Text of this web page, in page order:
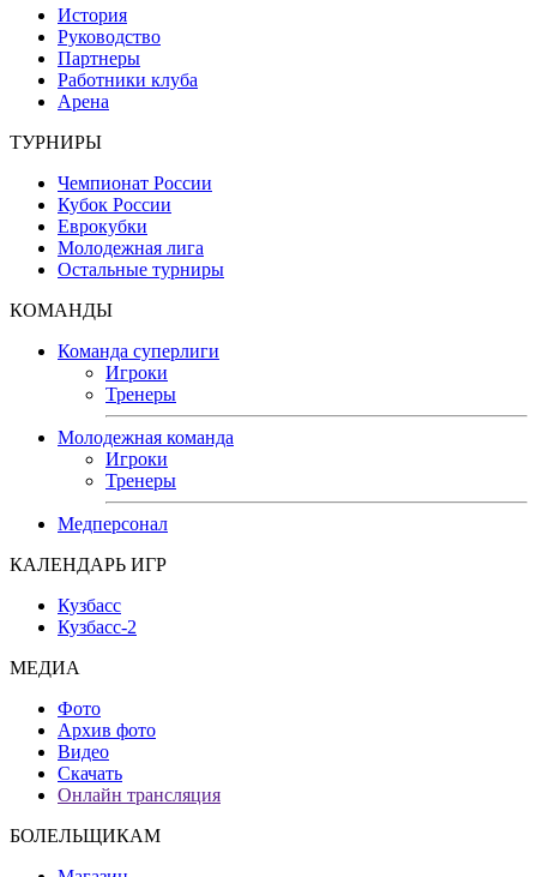
История
Руководство
Партнеры
Работники клуба
Арена
ТУРНИРЫ
Чемпионат России
Кубок России
Еврокубки
Молодежная лига
Остальные турниры
КОМАНДЫ
Команда суперлиги
Игроки
Тренеры
Молодежная команда
Игроки
Тренеры
Медперсонал
КАЛЕНДАРЬ ИГР
Кузбасс
Кузбасс-2
МЕДИА
Фото
Архив фото
Видео
Скачать
Онлайн трансляция
БОЛЕЛЬЩИКАМ